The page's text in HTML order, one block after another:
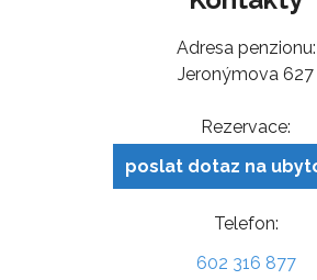
Adresa penzionu:
Jeronýmova 627
Rezervace:
poslat dotaz na
Telefon:
602 316 877